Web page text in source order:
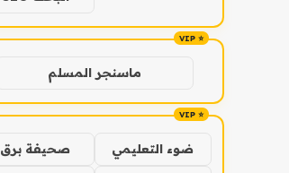
ماسنجر المسلم
ضوء التعليمي صحيفة برق